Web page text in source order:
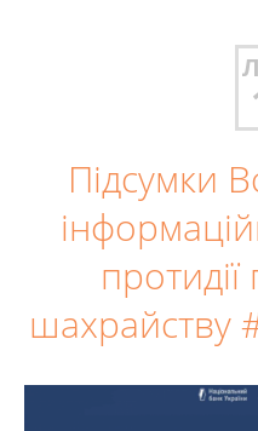
Підсумки
шахрайству